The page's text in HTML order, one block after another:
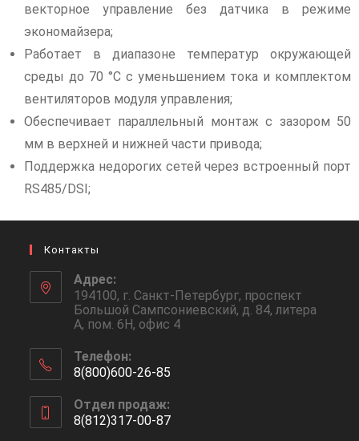
векторное управление без датчика в режиме
экономайзера;
Работает в диапазоне температур окружающей
среды до 70 °C с уменьшением тока и комплектом
вентиляторов модуля управления;
Обеспечивает параллельный монтаж с зазором 50
мм в верхней и нижней части привода;
Поддержка недорогих сетей через встроенный порт
RS485/DSI;
Контакты
Адрес:
194100, г. Санкт-Петербург, проспект
Большой Сампсониевский, д. 84, литера
А, пом. 6Н, офис 4
Телефон:
8(800)600-26-85
Отдел продаж:
8(812)317-00-87